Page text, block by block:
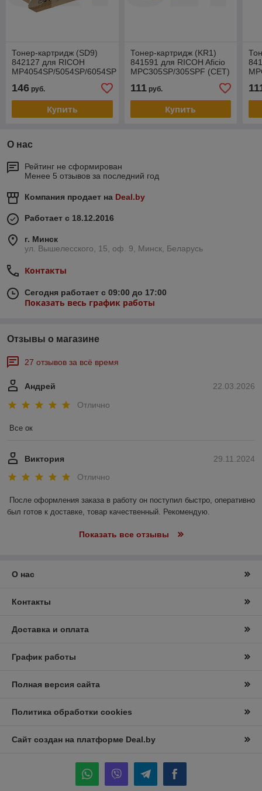
Тонер-картридж (SD9)
842127 для RICOH
MP4054SP/5054SP/6054SP
(CET), 1046г, 37000 стр.,
CET6775N
146 руб.
Купить
Тонер-картридж (KR1)
841591 для RICOH Aficio
MPC305SP/305SPF (CET)
CET141735
111руб.
Купить
О нас
Рейтинг не сформирован
Менее 5 отзывов за последний год
Компания продает на Deal.by
Работает с 18.12.2016
г. Минск
ул. Вышелесского, 15, оф. 9, Минск, Беларусь
Контакты
Сегодня работает с 09:00 до 17:00
Показать весь график работы
Отзывы о магазине
27 отзывов за всё время
22.03.2026
Андрей
Отлично
Все ок
29.11.2024
Виктория
Отлично
После оформления заказа в работу он поступил быстро, оперативно
был готов к доставке, товар качественный. Рекомендую.
Показать все отзывы
О нас
Контакты
Доставка и оплата
График работы
Полная версия сайта
Политика обработки cookies
Сайт создан на платформе Deal.by